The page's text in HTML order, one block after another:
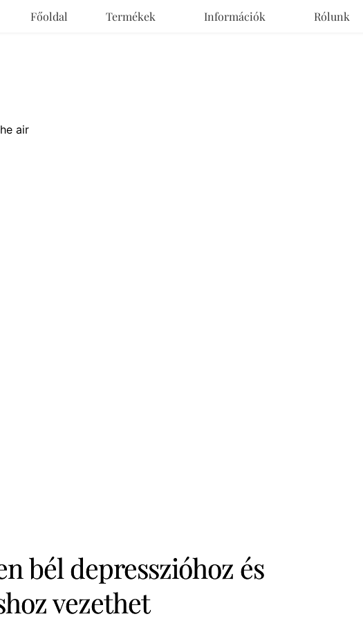
Főoldal Termékek Információk Rólunk
bél depresszióhoz és
vezethet